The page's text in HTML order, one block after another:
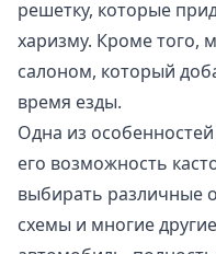
решетку, которые
харизму. Кроме
салоном, который
время езды.
Одна из
его возможность
выбирать различные
схемы и многие